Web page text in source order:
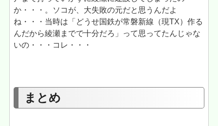
か・・・。ソコが、大失敗の元だと思うんだよ
ね・・・当時は「どうせ国鉄が常磐新線（現TX）作る
んだから綾瀬までで十分だろ」って思ってたんじゃな
いの・・・コレ・・・
まとめ